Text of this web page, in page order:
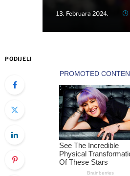
13. Februara 2024.
PODIJELI